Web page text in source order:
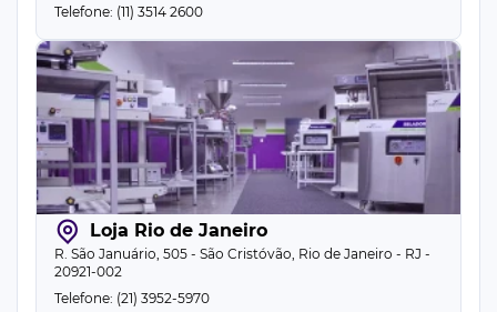
Telefone: (11) 3514 2600
Loja Rio de Janeiro
R. São Januário, 505 - São Cristóvão, Rio de Janeiro - RJ -
20921-002
Telefone: (21) 3952-5970